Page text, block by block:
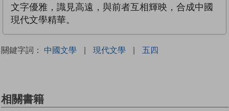
文字優雅，識見高遠，與前者互相輝映，合成中國
現代文學精華。
關鍵字詞： 中國文學 | 現代文學 | 五四
相關書籍